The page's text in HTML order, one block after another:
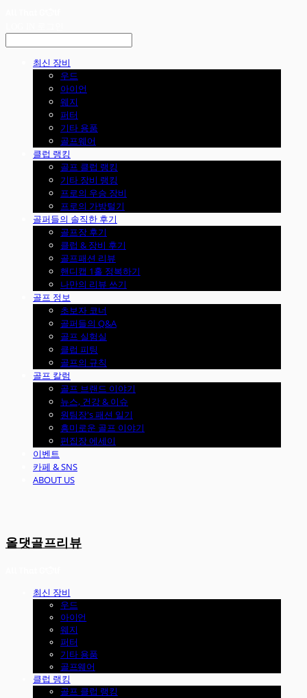
최신 장비
우드
아이언
웨지
퍼터
기타 용품
골프웨어
클럽 랭킹
골프 클럽 랭킹
기타 장비 랭킹
프로의 우승 장비
프로의 가방털기
골퍼들의 솔직한 후기
골프장 후기
클럽 & 장비 후기
골프패션 리뷰
핸디캡 1홀 정복하기
나만의 리뷰 쓰기
골프 정보
초보자 코너
골퍼들의 Q&A
골프 실험실
클럽 피팅
골프의 규칙
골프 칼럼
골프 브랜드 이야기
뉴스, 건강 & 이슈
원팀장's 패션 일기
흥미로운 골프 이야기
편집장 에세이
이벤트
카페 & SNS
ABOUT US
올댓골프리뷰
최신 장비
우드
아이언
웨지
퍼터
기타 용품
골프웨어
클럽 랭킹
골프 클럽 랭킹